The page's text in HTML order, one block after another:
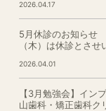
2026.04.17
5月休診のお知らせ
（木）は休診とさせ
2026.04.01
【3月勉強会】イン
山歯科・矯正歯科ク